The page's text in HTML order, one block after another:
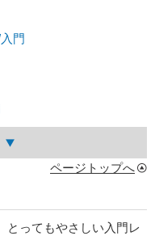
門
ページトップへ
とってもやさしい入門レ